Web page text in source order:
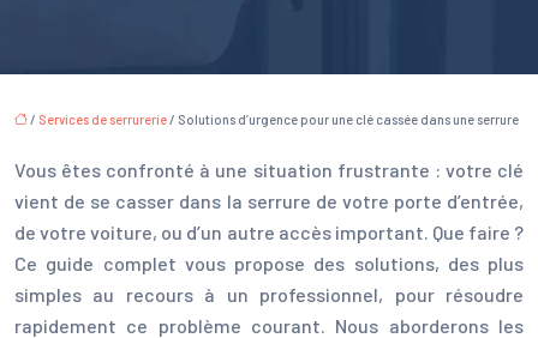
/ Services de serrurerie / Solutions d’urgence pour une clé cassée dans une serrure
Vous êtes confronté à une situation frustrante : votre clé
vient de se casser dans la serrure de votre porte d’entrée,
de votre voiture, ou d’un autre accès important. Que faire ?
Ce guide complet vous propose des solutions, des plus
simples au recours à un professionnel, pour résoudre
rapidement ce problème courant. Nous aborderons les